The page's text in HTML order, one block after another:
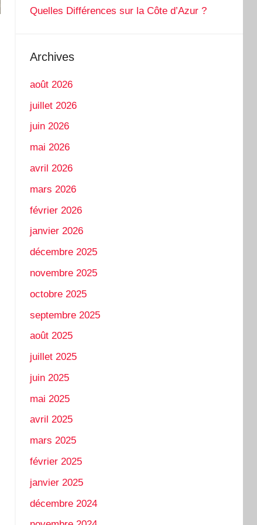
Quelles Différences sur la Côte d’Azur ?
Archives
août 2026
juillet 2026
juin 2026
mai 2026
avril 2026
mars 2026
février 2026
janvier 2026
décembre 2025
novembre 2025
octobre 2025
septembre 2025
août 2025
juillet 2025
juin 2025
mai 2025
avril 2025
mars 2025
février 2025
janvier 2025
décembre 2024